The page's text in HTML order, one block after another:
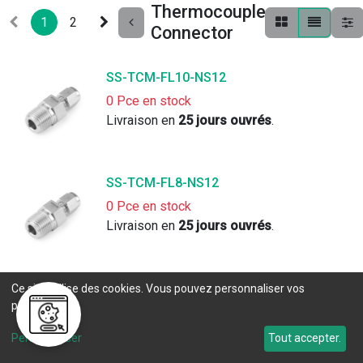
1 2
Thermocouple
Connector
SS-TCM-FL10-NS12
0 Pce en stock
Livraison en 25 jours ouvrés.
SS-TCM-FL8-NS12
0 Pce en stock
Livraison en 25 jours ouvrés.
SS-TCM-FL6-NS12
Délai de livraison sur demande (contact).
Ce site utilise des cookies. Vous pouvez personnaliser vos
préférences.
Personnaliser Tout accepter.